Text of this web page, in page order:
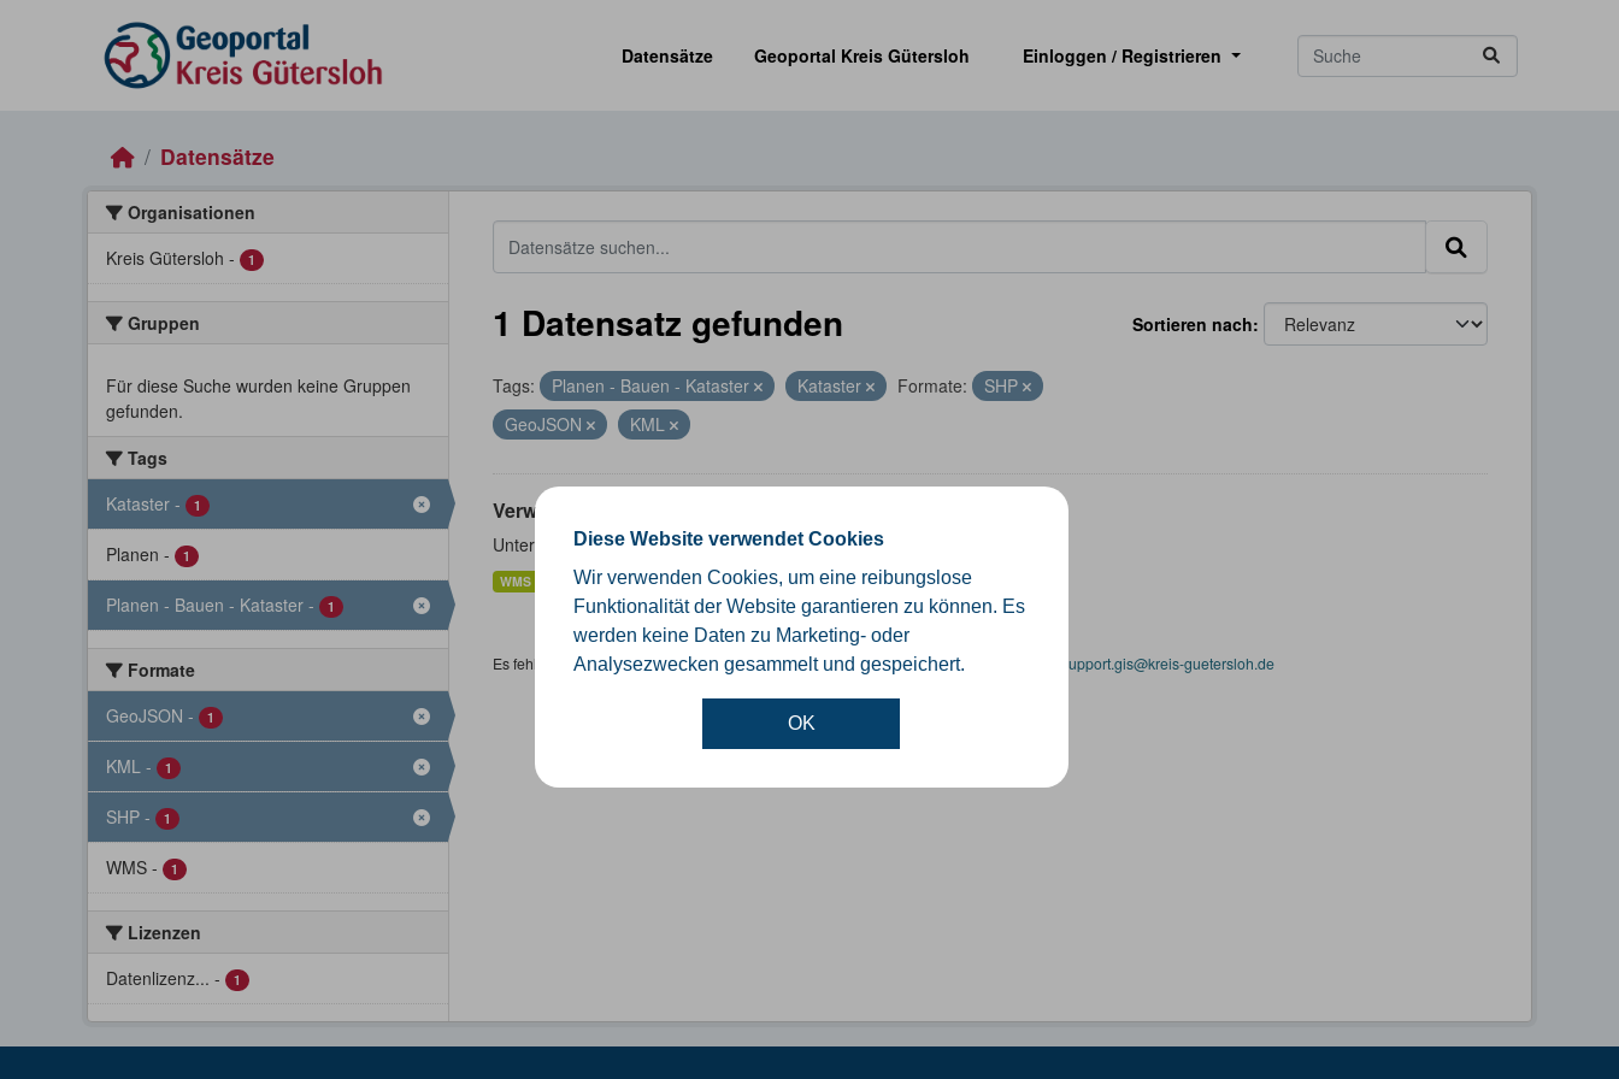
Diese Website verwendet Cookies
Wir verwenden Cookies, um eine reibungslose
Funktionalität der Website garantieren zu können. Es
werden keine Daten zu Marketing- oder
Analysezwecken gesammelt und gespeichert.
OK
Datensätze
Geoportal Kreis Gütersloh Einloggen / Registrieren
Datensätze
Organisationen
Kreis Gütersloh - 1
Gruppen
Für diese Suche wurden keine Gruppen
gefunden.
Tags
Kataster - 1
Planen - 1
Planen - Bauen - Kataster - 1
Formate
GeoJSON - 1
KML - 1
SHP - 1
WMS - 1
Lizenzen
Datenlizenz... - 1
Sortieren nach
1 Datensatz gefunden
Tags: Planen - Bauen - Kataster Kataster Formate:
SHP
GeoJSON
KML
Verwaltungsgrenzen
Unterschiedliche Ebenen der Verwaltungsgrenzen im Kreis Gütersloh
WMS SHP GeoJSON KML
Es fehlen spezifische Datensätze? Wenden Sie sich bitte an einen Administrator unter: support.gis@kreis-guetersloh.de